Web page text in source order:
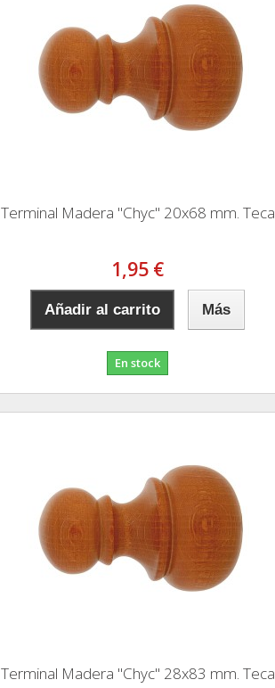
Terminal Madera "Chyc" 20x68 mm. Teca
1,95 €
Añadir al carrito Más
En stock
Terminal Madera "Chyc" 28x83 mm. Teca